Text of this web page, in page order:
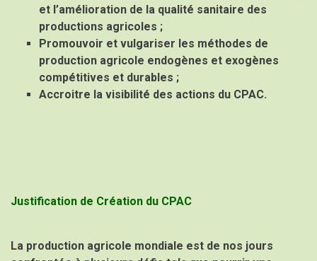
et l’amélioration de la qualité sanitaire des
productions agricoles ;
Promouvoir et vulgariser les méthodes de
production agricole endogènes et exogènes
compétitives et durables ;
Accroitre la visibilité des actions du CPAC.
Justification de Création du CPAC
La production agricole mondiale est de nos jours